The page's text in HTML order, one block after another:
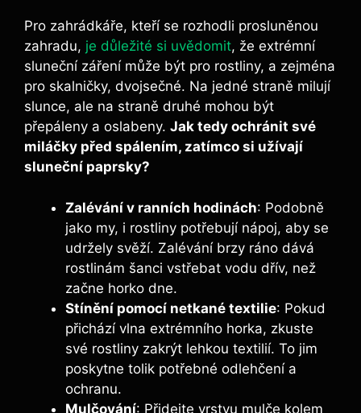
Pro zahrádkáře, kteří se rozhodli prosluněnou
zahradu, je důležité si uvědomit, že extrémní
sluneční záření může být pro rostliny, a zejména
pro skalničky, dvojsečné. Na jedné straně milují
slunce, ale na straně druhé mohou být
přepáleny a oslabeny. Jak tedy ochránit své
miláčky před spálením, zatímco si užívají
sluneční paprsky?
Zalévání v ranních hodinách: Podobně
jako my, i rostliny potřebují nápoj, aby se
udržely svěží. Zalévání brzy ráno dává
rostlinám šanci vstřebat vodu dřív, než
začne horko dne.
Stínění pomocí netkané textilie: Pokud
přichází vlna extrémního horka, zkuste
své rostliny zakrýt lehkou textilií. To jim
poskytne tolik potřebné odlehčení a
ochranu.
Mulčování: Přidejte vrstvu mulče kolem